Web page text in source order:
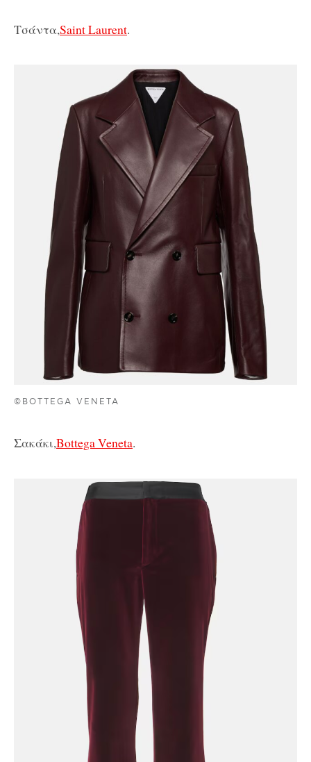
Τσάντα,Saint Laurent.
©BOTTEGA VENETA
Σακάκι,Bottega Veneta.